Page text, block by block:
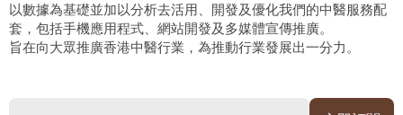
以數據為基礎並加以分析去活用、開發及優化我們的中醫服務配
套，包括手機應用程式、網站開發及多媒體宣傳推廣。
旨在向大眾推廣香港中醫行業，為推動行業發展出一分力。